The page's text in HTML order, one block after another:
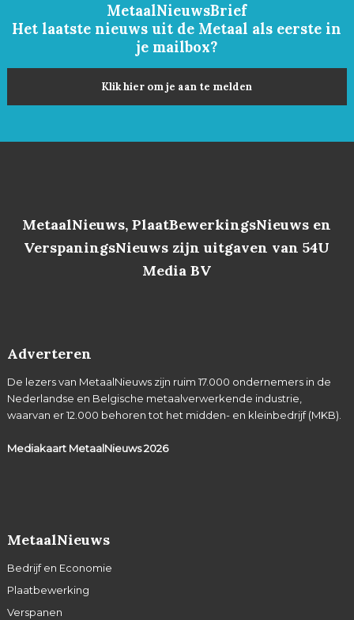
MetaalNieuwsBrief
Het laatste nieuws uit de Metaal als eerste in
je mailbox?
Klik hier om je aan te melden
MetaalNieuws, PlaatBewerkingsNieuws en
VerspaningsNieuws zijn uitgaven van 54U
Media BV
Adverteren
De lezers van MetaalNieuws zijn ruim 17.000 ondernemers in de
Nederlandse en Belgische metaalverwerkende industrie,
waarvan er 12.000 behoren tot het midden- en kleinbedrijf (MKB).
Mediakaart MetaalNieuws2026
MetaalNieuws
Bedrijf en Economie
Plaatbewerking
Verspanen